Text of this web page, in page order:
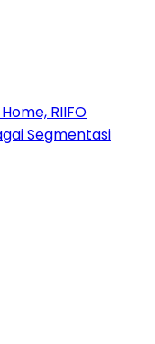
RIIFO
Segmentasi